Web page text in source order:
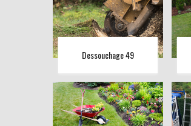
Dessouchage 49